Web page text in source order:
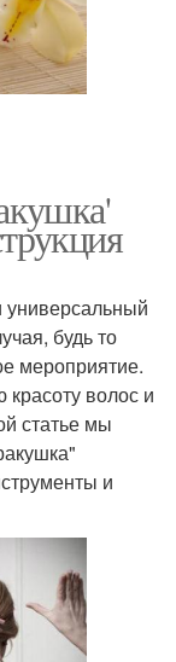
универсальный
будь то
мероприятие.
волос и
статье мы
и